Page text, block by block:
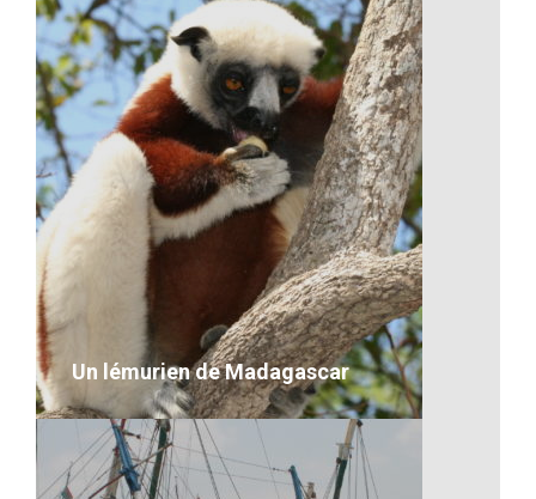
L’équipement à l’école
VOIR LE DÉTAIL
Un lémurien de Madagascar